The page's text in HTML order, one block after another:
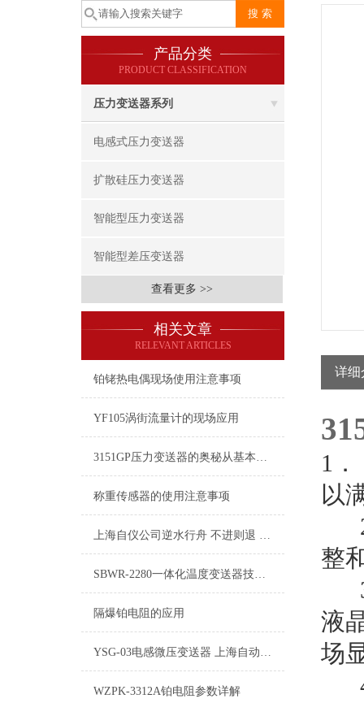
产品分类
PRODUCT CLASSIFICATION
压力变送器系列
电感式压力变送器
扩散硅压力变送器
智能型压力变送器
智能型差压变送器
查看更多 >>
相关文章
RELEVANT ARTICLES
铂铑热电偶现场使用注意事项
YF105涡街流量计的现场应用
3151GP压力变送器的奥秘从基本原理到应用
称重传感器的使用注意事项
上海自仪公司逆水行舟 不进则退 对于仪器仪表企业来说同样如此！
SBWR-2280一体化温度变送器技术参数
隔爆铂电阻的应用
YSG-03电感微压变送器 上海自动化仪表四厂
WZPK-3312A铂电阻参数详解
详细
1
以
整
液
场